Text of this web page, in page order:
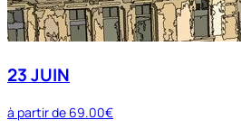
23 JUIN
à partir de 69.00€